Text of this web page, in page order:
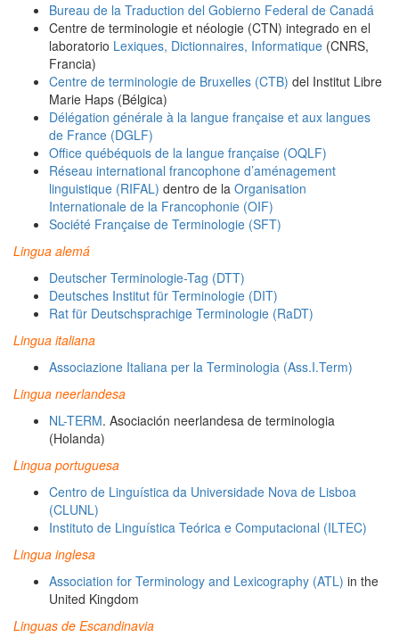
Bureau de la Traduction del Gobierno Federal de Canadá
Centre de terminologie et néologie (CTN) integrado en el
laboratorio Lexiques, Dictionnaires, Informatique (CNRS,
Francia)
Centre de terminologie de Bruxelles (CTB) del Institut Libre
Marie Haps (Bélgica)
Délégation générale à la langue française et aux langues
de France (DGLF)
Office québéquois de la langue française (OQLF)
Réseau international francophone d’aménagement
linguistique (RIFAL) dentro de la Organisation
Internationale de la Francophonie (OIF)
Société Française de Terminologie (SFT)
Lingua alemá
Deutscher Terminologie-Tag (DTT)
Deutsches Institut für Terminologie (DIT)
Rat für Deutschsprachige Terminologie (RaDT)
Lingua italiana
Associazione Italiana per la Terminologia (Ass.I.Term)
Lingua neerlandesa
NL-TERM. Asociación neerlandesa de terminologia
(Holanda)
Lingua portuguesa
Centro de Linguística da Universidade Nova de Lisboa
(CLUNL)
Instituto de Linguística Teórica e Computacional (ILTEC)
Lingua inglesa
Association for Terminology and Lexicography (ATL) in the
United Kingdom
Linguas de Escandinavia